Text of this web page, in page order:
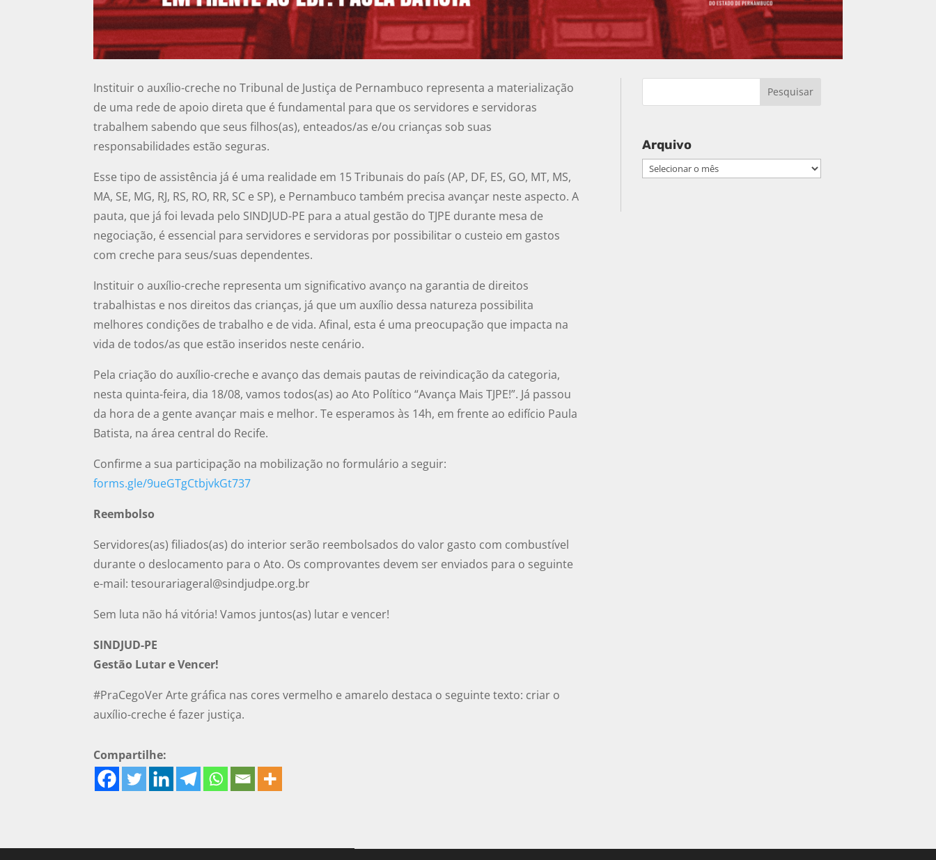
Instituir o auxílio-creche no Tribunal de Justiça de Pernambuco representa a materialização
de uma rede de apoio direta que é fundamental para que os servidores e servidoras
trabalhem sabendo que seus filhos(as), enteados/as e/ou crianças sob suas
responsabilidades estão seguras.
Esse tipo de assistência já é uma realidade em 15 Tribunais do país (AP, DF, ES, GO, MT, MS,
MA, SE, MG, RJ, RS, RO, RR, SC e SP), e Pernambuco também precisa avançar neste aspecto. A
pauta, que já foi levada pelo SINDJUD-PE para a atual gestão do TJPE durante mesa de
negociação, é essencial para servidores e servidoras por possibilitar o custeio em gastos
com creche para seus/suas dependentes.
Instituir o auxílio-creche representa um significativo avanço na garantia de direitos
trabalhistas e nos direitos das crianças, já que um auxílio dessa natureza possibilita
melhores condições de trabalho e de vida. Afinal, esta é uma preocupação que impacta na
vida de todos/as que estão inseridos neste cenário.
Pela criação do auxílio-creche e avanço das demais pautas de reivindicação da categoria,
nesta quinta-feira, dia 18/08, vamos todos(as) ao Ato Político “Avança Mais TJPE!”. Já passou
da hora de a gente avançar mais e melhor. Te esperamos às 14h, em frente ao edifício Paula
Batista, na área central do Recife.
Confirme a sua participação na mobilização no formulário a seguir:
forms.gle/9ueGTgCtbjvkGt737
Reembolso
Servidores(as) filiados(as) do interior serão reembolsados do valor gasto com combustível
durante o deslocamento para o Ato. Os comprovantes devem ser enviados para o seguinte
e-mail:tesourariageral@sindjudpe.org.br
Sem luta não há vitória! Vamos juntos(as) lutar e vencer!
SINDJUD-PE
Gestão Lutar e Vencer!
#PraCegoVer Arte gráfica nas cores vermelho e amarelo destaca o seguinte texto: criar o
auxílio-creche é fazer justiça.
Compartilhe:
Arquivo
Arquivo